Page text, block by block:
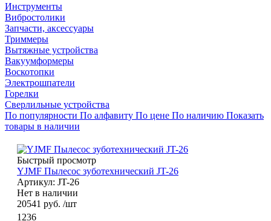
Инструменты
Вибростолики
Запчасти, аксессуары
Триммеры
Вытяжные устройства
Вакуумформеры
Воскотопки
Электрошпатели
Горелки
Сверлильные устройства
По популярности По алфавиту По цене По наличию Показать
товары в наличии
Быстрый просмотр
YJMF Пылесос зуботехнический JT-26
Артикул: JT-26
Нет в наличии
20541 руб. /шт
1236